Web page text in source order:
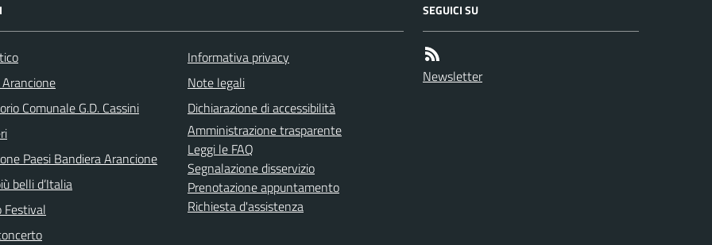
Comunale G.D. Cassini
Paesi Bandiera Arancione
belli d’Italia
Festival
Informativa privacy
Note legali
Dichiarazione di accessibilità
Amministrazione trasparente
Leggi le FAQ
Segnalazione disservizio
Prenotazione appuntamento
Richiesta d'assistenza
SEGUICI SU
Newsletter